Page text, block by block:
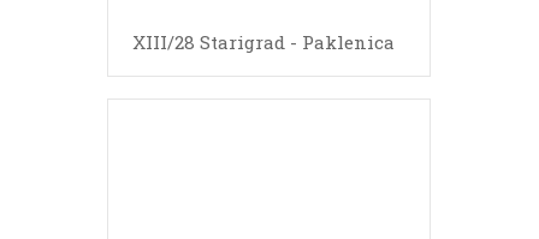
XIII/28 Starigrad - Paklenica